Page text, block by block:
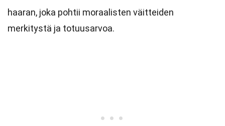
haaran, joka pohtii moraalisten väitteiden
merkitystä ja totuusarvoa.